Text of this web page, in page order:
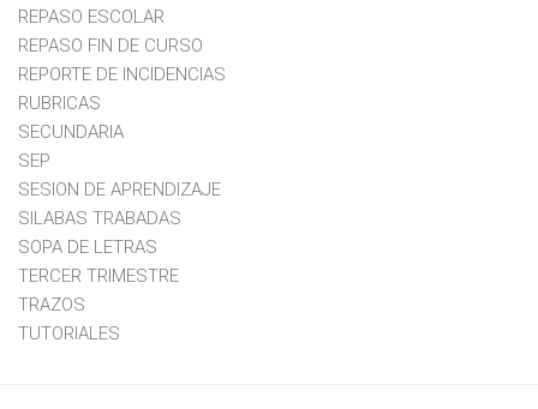
REPASO ESCOLAR
REPASO FIN DE CURSO
REPORTE DE INCIDENCIAS
RUBRICAS
SECUNDARIA
SEP
SESION DE APRENDIZAJE
SILABAS TRABADAS
SOPA DE LETRAS
TERCER TRIMESTRE
TRAZOS
TUTORIALES